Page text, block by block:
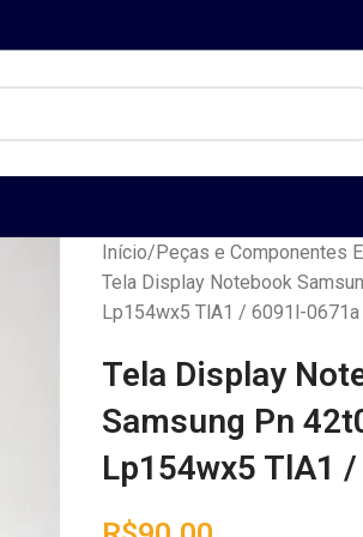
Início Peças e Componentes
Tela Display Notebook
Lp154wx5 TlA1 / 6091l-0671a
Tela Display
Samsung Pn
Lp154wx5 TlA1